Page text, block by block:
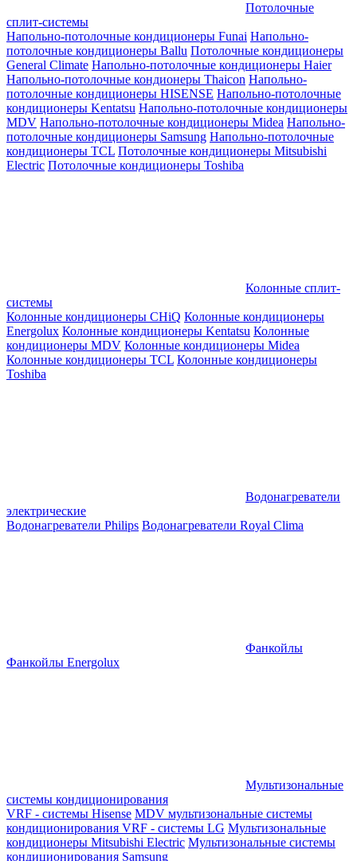
Потолочные
сплит-системы
Напольно-потолочные кондиционеры Funai Напольно-
потолочные кондиционеры Ballu Потолочные кондиционеры
General Climate Напольно-потолочные кондиционеры Haier
Напольно-потолочные кондионеры Thaicon Напольно-
потолочные кондиционеры HISENSE Напольно-потолочные
кондиционеры Kentatsu Напольно-потолочные кондиционеры
MDV Напольно-потолочные кондиционеры Midea Напольно-
потолочные кондиционеры Samsung Напольно-потолочные
кондиционеры TCL Потолочные кондиционеры Mitsubishi
Electric Потолочные кондиционеры Toshiba
Колонные сплит-
системы
Колонные кондиционеры CHiQ Колонные кондиционеры
Energolux Колонные кондиционеры Kentatsu Колонные
кондиционеры MDV Колонные кондиционеры Midea
Колонные кондиционеры TCL Колонные кондиционеры
Toshiba
Водонагреватели
электрические
Водонагреватели Philips Водонагреватели Royal Clima
Фанкойлы
Фанкойлы Energolux
Мультизональные
системы кондиционирования
VRF - системы Hisense MDV мультизональные системы
кондиционирования VRF - системы LG Мультизональные
кондиционеры Mitsubishi Electric Мультизональные системы
кондиционирования Samsung